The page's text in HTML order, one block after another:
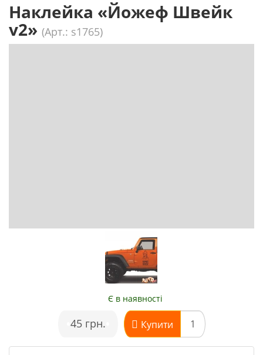
Наклейка «Йожеф Швейк
v2» (Арт.: s1765)
Є в наявності
45 грн. Купити